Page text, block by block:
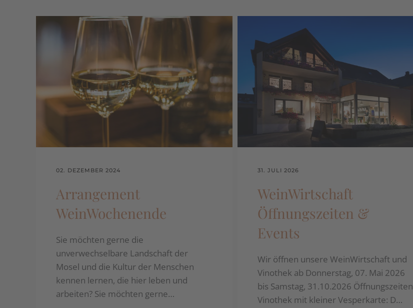
02. DEZEMBER 2024
Arrangement
WeinWochenende
Sie möchten gerne die
unverwechselbare Landschaft der
Mosel und die Kultur der Menschen
kennen lernen, die hier leben und
arbeiten? Sie möchten gerne…
31. JULI 2026
WeinWirtschaft
Öffnungszeiten &
Events
Wir öffnen unsere WeinWirtschaft und
Vinothek ab Donnerstag, 07. Mai 2026
bis Samstag, 31.10.2026 Öffnungszeiten
Vinothek mit kleiner Vesperkarte: D…